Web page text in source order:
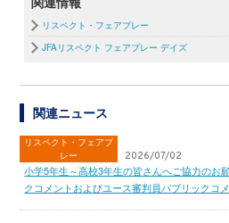
リスペクト・フェアプレー
JFAリスペクト フェアプレー デイズ
関連ニュース
リスペクト・フェアプ
レー
2026/07/02
小学5年生～高校3年生の皆さんへご協力のお
クコメントおよびユース審判員パブリックコ